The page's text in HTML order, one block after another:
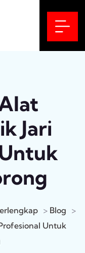
Jari
> Blog >
Untuk